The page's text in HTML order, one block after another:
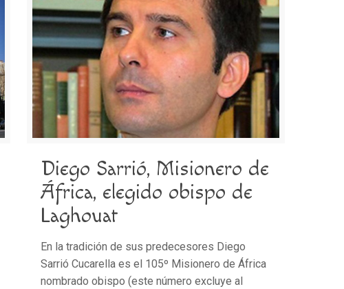
Diego Sarrió, Misionero de
África, elegido obispo de
Laghouat
En la tradición de sus predecesores Diego
Sarrió Cucarella es el 105º Misionero de África
nombrado obispo (este número excluye al